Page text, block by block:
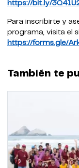
https://bit.ly/
Para inscribirte y
programa, visita el
https://forms.gle/
También te